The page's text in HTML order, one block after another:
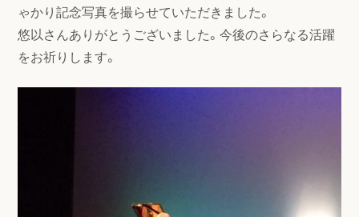
ゃかり記念写真を撮らせていただきました。
悠以さんありがとうございました。今後のさらなる活躍
をお祈りします。